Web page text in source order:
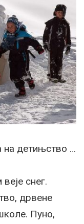
на детињство …
снег.
дрвене
Пуно,